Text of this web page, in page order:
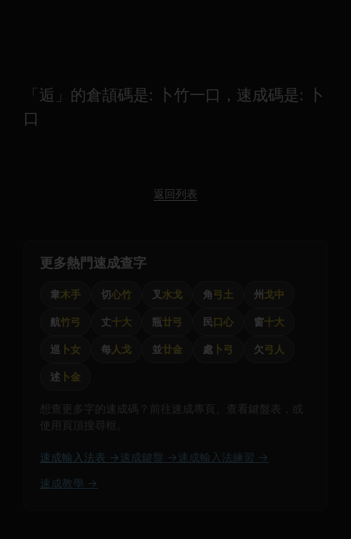
「逅」的倉頡碼是: 卜竹一口，速成碼是: 卜
口
返回列表
更多熱門速成查字
韋木手 切心竹 叉 水戈 角弓土 州 戈中
航竹弓 丈十大 瓶廿弓 民口心 窗十大
巡 卜女 每人戈 並廿金 處 卜弓 欠弓人
述 卜金
想查更多字的速成碼？前往速成專頁、查看鍵盤表，或
使用頁頂搜尋框。
速成輸入法表 → 速成鍵盤 → 速成輸入法練習 →
速成教學 →